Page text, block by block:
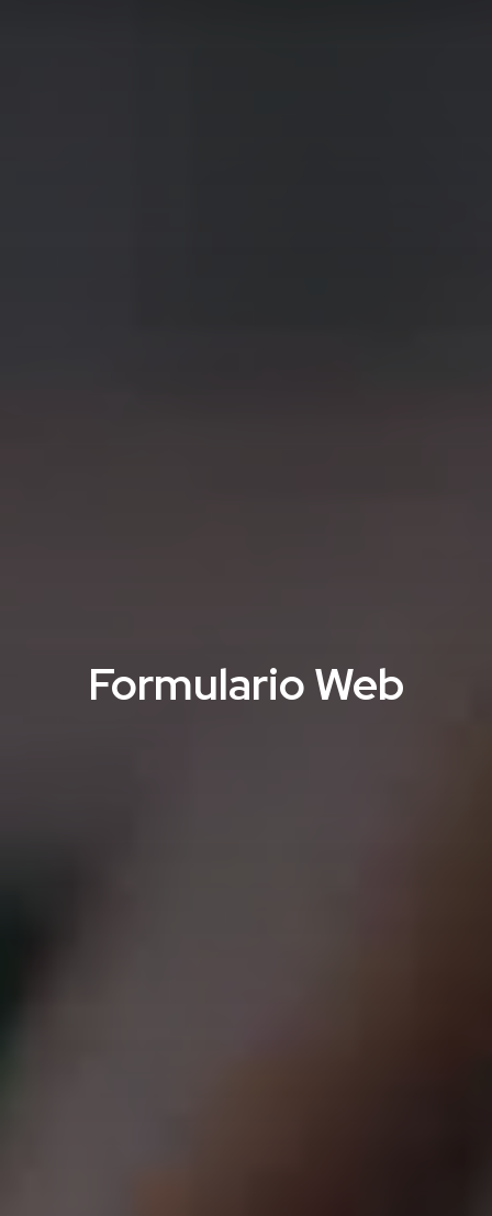
Formulario Web